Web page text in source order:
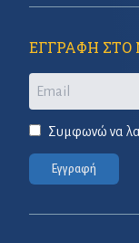
ΕΓΓΡΑΦΗ ΣΤΟ
Email
Συμφωνώ να
Εγγραφή